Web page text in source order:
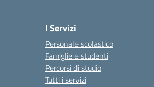
I Servizi
Personale scolastico
Famiglie e studenti
Percorsi di studio
Tutti i servizi